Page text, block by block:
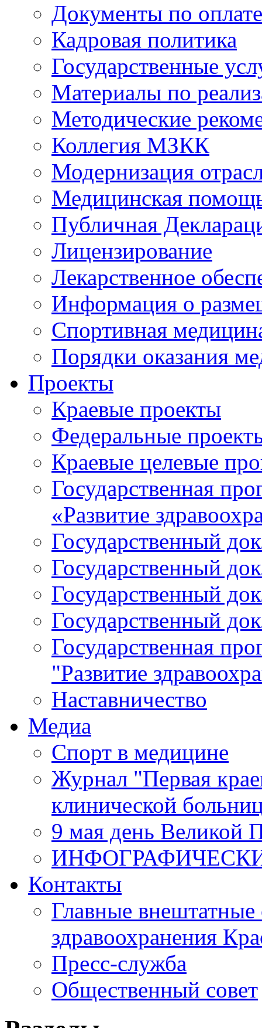
Документы по
Кадровая политика
Государственные
Материалы по
Методические
Коллегия МЗКК
Модернизация
Медицинская
Публичная
Лицензирование
Лекарственное
Информация о
Спортивная
Порядки оказания
Проекты
Краевые проекты
Федеральные
Краевые целевые
Государственная
«Развитие
Государственный
Государственный
Государственный
Государственный
Государственная
"Развитие
Наставничество
Медиа
Спорт в медицине
Журнал "Первая
клинической
9 мая день Великой
Контакты
Главные внештатные
здравоохранения
Пресс-служба
Общественный совет